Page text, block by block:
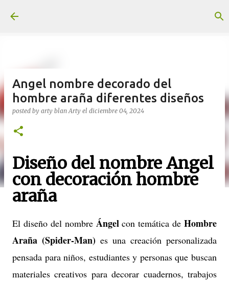
Angel nombre decorado del
hombre araña diferentes diseños
posted by arty blanArty el diciembre 04, 2024
Diseño del nombre Angel
con decoración hombre
araña
El diseño del nombre Ángelcon temática de Hombre
Araña (Spider-Man) es una creación personalizada
pensada para niños, estudiantes y personas que buscan
materiales creativos para decorar cuadernos, trabajos